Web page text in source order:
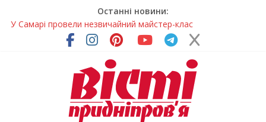
Останні новини:
У Самарі провели незвичайний майстер-клас
Світлові рішення майстрів із Дніпра визнали найкращими в
На Дніпропетровщині ліквідовують аварію на
магістральному водогоні
Спортсменка з Кам’янського встановила рекорд
Дніпропетровщини з пауерліфтингу
На Дніпропетровщині різко зросла кількість пожеж в